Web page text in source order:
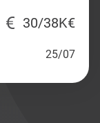
30/38K€
25/07